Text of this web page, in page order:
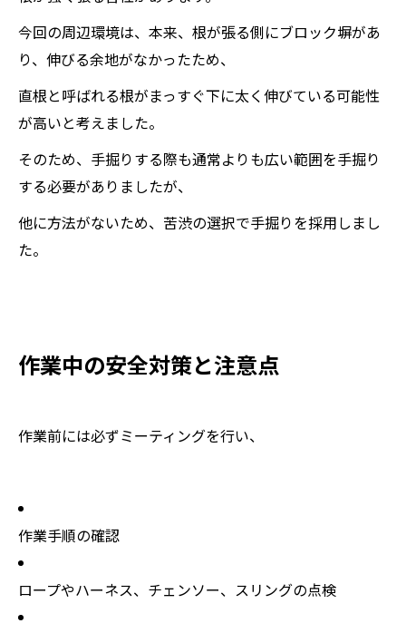
今回の周辺環境は、本来、根が張る側にブロック塀があ
り、伸びる余地がなかったため、
直根と呼ばれる根がまっすぐ下に太く伸びている可能性
が高いと考えました。
そのため、手掘りする際も通常よりも広い範囲を手掘り
する必要がありましたが、
他に方法がないため、苦渋の選択で手掘りを採用しまし
た。
作業中の安全対策と注意点
作業前には必ずミーティングを行い、
作業手順の確認
ロープやハーネス、チェンソー、スリングの点検